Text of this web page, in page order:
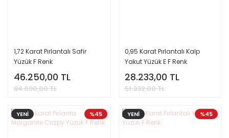
1,72 Karat Pırlantalı Safir
Yüzük F Renk
46.250,00 TL
84.090,00 TL
0,95 Karat Pırlantalı Kalp
Yakut Yüzük E F Renk
28.233,00 TL
51.332,00 TL
%45
YENİ %45
YENİ